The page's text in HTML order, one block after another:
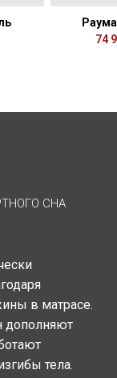
74
СНА
в матрасе.
дополняют
тела.